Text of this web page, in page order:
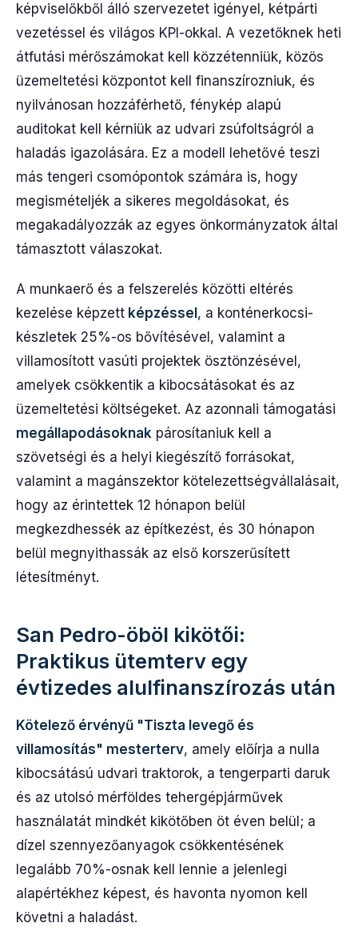
képviselőkből álló szervezetet igényel, kétpárti
vezetéssel és világos KPI-okkal. A vezetőknek heti
átfutási mérőszámokat kell közzétenniük, közös
üzemeltetési központot kell finanszírozniuk, és
nyilvánosan hozzáférhető, fénykép alapú
auditokat kell kérniük az udvari zsúfoltságról a
haladás igazolására. Ez a modell lehetővé teszi
más tengeri csomópontok számára is, hogy
megismételjék a sikeres megoldásokat, és
megakadályozzák az egyes önkormányzatok által
támasztott válaszokat.
A munkaerő és a felszerelés közötti eltérés
kezelése képzett képzéssel , a konténerkocsi-
készletek 25%-os bővítésével, valamint a
villamosított vasúti projektek ösztönzésével,
amelyek csökkentik a kibocsátásokat és az
üzemeltetési költségeket. Az azonnali támogatási
megállapodásoknak párosítaniuk kell a
szövetségi és a helyi kiegészítő forrásokat,
valamint a magánszektor kötelezettségvállalásait,
hogy az érintettek 12 hónapon belül
megkezdhessék az építkezést, és 30 hónapon
belül megnyithassák az első korszerűsített
létesítményt.
San Pedro-öböl kikötői:
Praktikus ütemterv egy
évtizedes alulfinanszírozás után
Kötelező érvényű "Tiszta levegő és
villamosítás" mesterterv, amely előírja a nulla
kibocsátású udvari traktorok, a tengerparti daruk
és az utolsó mérföldes tehergépjárművek
használatát mindkét kikötőben öt éven belül; a
dízel szennyezőanyagok csökkentésének
legalább 70%-osnak kell lennie a jelenlegi
alapértékhez képest, és havonta nyomon kell
követni a haladást.